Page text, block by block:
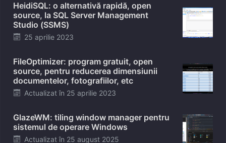
HeidiSQL: o alternativă rapidă, open
source, la SQL Server Management
Studio (SSMS)
Posted
25 aprilie 2023
FileOptimizer: program gratuit, open
source, pentru reducerea dimensiunii
documentelor, fotografiilor, etc
Posted
Actualizat în 25 aprilie 2023
GlazeWM: tiling window manager pentru
sistemul de operare Windows
Posted
Actualizat în 25 august 2025